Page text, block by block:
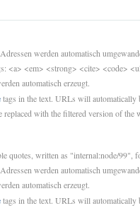
werden automatisch
<a> <em> <strong> <cite> <code>
automatisch erzeugt.
tags in the text. URLs will automatically
with the filtered version of the
quotes, written as "internal:node/99",
werden automatisch
automatisch erzeugt.
tags in the text. URLs will automatically